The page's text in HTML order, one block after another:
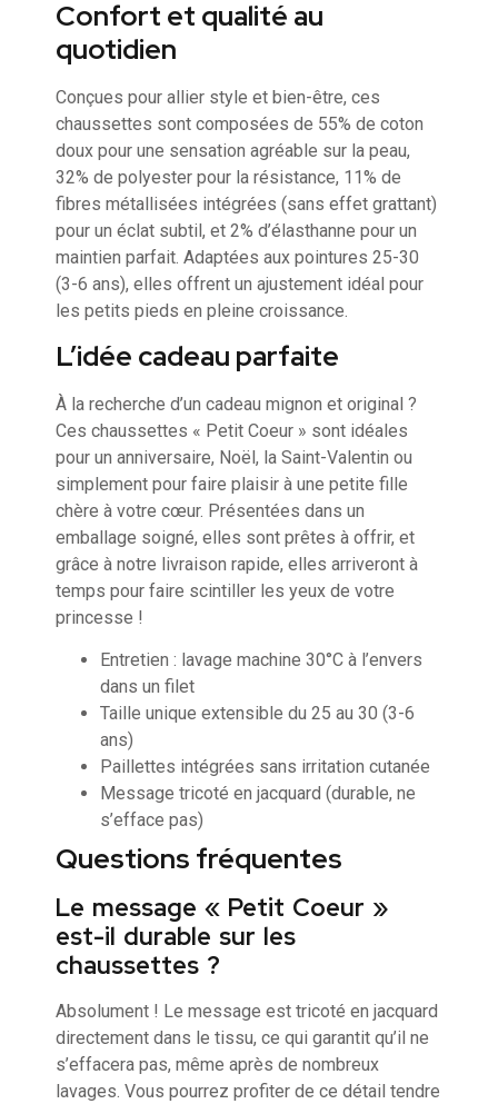
Confort et qualité au
quotidien
Conçues pour allier style et bien-être, ces
chaussettes sont composées de 55% de coton
doux pour une sensation agréable sur la peau,
32% de polyester pour la résistance, 11% de
fibres métallisées intégrées (sans effet grattant)
pour un éclat subtil, et 2% d’élasthanne pour un
maintien parfait. Adaptées aux pointures 25-30
(3-6 ans), elles offrent un ajustement idéal pour
les petits pieds en pleine croissance.
L’idée cadeau parfaite
À la recherche d’un cadeau mignon et original ?
Ces chaussettes « Petit Coeur » sont idéales
pour un anniversaire, Noël, la Saint-Valentin ou
simplement pour faire plaisir à une petite fille
chère à votre cœur. Présentées dans un
emballage soigné, elles sont prêtes à offrir, et
grâce à notre livraison rapide, elles arriveront à
temps pour faire scintiller les yeux de votre
princesse !
Entretien : lavage machine 30°C à l’envers
dans un filet
Taille unique extensible du 25 au 30 (3-6
ans)
Paillettes intégrées sans irritation cutanée
Message tricoté en jacquard (durable, ne
s’efface pas)
Questions fréquentes
Le message « Petit Coeur »
est-il durable sur les
chaussettes ?
Absolument ! Le message est tricoté en jacquard
directement dans le tissu, ce qui garantit qu’il ne
s’effacera pas, même après de nombreux
lavages. Vous pourrez profiter de ce détail tendre